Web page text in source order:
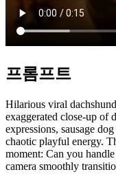
프롬프트
Hilarious viral
exaggerated close-up of
expressions, sausage
chaotic playful energy.
moment: Can you
camera smoothly